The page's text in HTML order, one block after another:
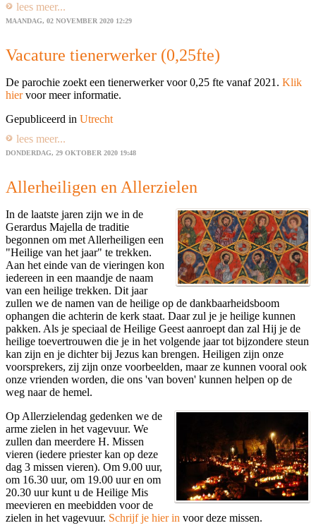
lees meer...
MAANDAG, 02 NOVEMBER 2020 12:29
Vacature tienerwerker (0,25fte)
De parochie zoekt een tienerwerker voor 0,25 fte vanaf 2021. Klik
hiervoor meer informatie.
Gepubliceerd in Utrecht
lees meer...
DONDERDAG, 29 OKTOBER 2020 19:48
Allerheiligen en Allerzielen
In de laatste jaren zijn we in de
Gerardus Majella de traditie
begonnen om met Allerheiligen een
"Heilige van het jaar" te trekken.
Aan het einde van de vieringen kon
iedereen in een maandje de naam
van een heilige trekken. Dit jaar
zullen we de namen van de heilige op de dankbaarheidsboom
ophangen die achterin de kerk staat. Daar zul je je heilige kunnen
pakken. Als je speciaal de Heilige Geest aanroept dan zal Hij je de
heilige toevertrouwen die je in het volgende jaar tot bijzondere steun
kan zijn en je dichter bij Jezus kan brengen. Heiligen zijn onze
voorsprekers, zij zijn onze voorbeelden, maar ze kunnen vooral ook
onze vrienden worden, die ons 'van boven' kunnen helpen op de
weg naar de hemel.
Op Allerzielendag gedenken we de
arme zielen in het vagevuur. We
zullen dan meerdere H. Missen
vieren (iedere priester kan op deze
dag 3 missen vieren). Om 9.00 uur,
om 16.30 uur, om 19.00 uur en om
20.30 uur kunt u de Heilige Mis
meevieren en meebidden voor de
zielen in het vagevuur. Schrijf je hier in voor deze missen.